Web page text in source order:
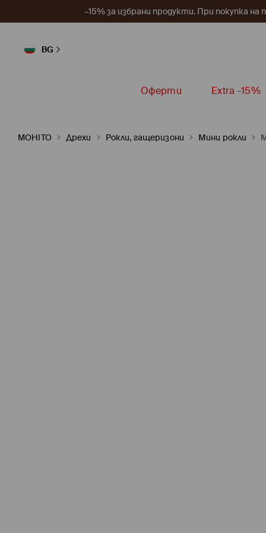
–15% за избрани продукти. При покупка
BG
Оферти Extra -15%
MOHITO Дрехи Рокли, гащеризони Мини рокли